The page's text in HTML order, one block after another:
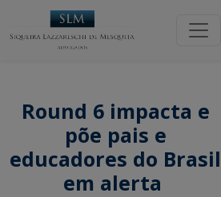
Round 6 impacta e
põe pais e
educadores do Brasil
em alerta